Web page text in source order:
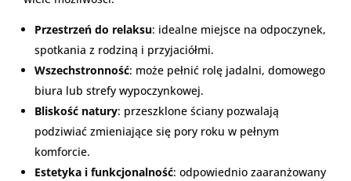
Przestrzeń do relaksu: idealne miejsce na odpoczynek,
spotkania z rodziną i przyjaciółmi.
Wszechstronność: może pełnić rolę jadalni, domowego
biura lub strefy wypoczynkowej.
Bliskość natury: przeszklone ściany pozwalają
podziwiać zmieniające się pory roku w pełnym
komforcie.
Estetyka i funkcjonalność: odpowiednio zaaranżowany